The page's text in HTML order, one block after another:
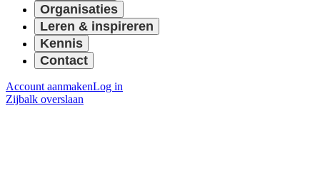
Organisaties
Leren & inspireren
Kennis
Contact
Account aanmakenLog in
Zijbalk overslaan